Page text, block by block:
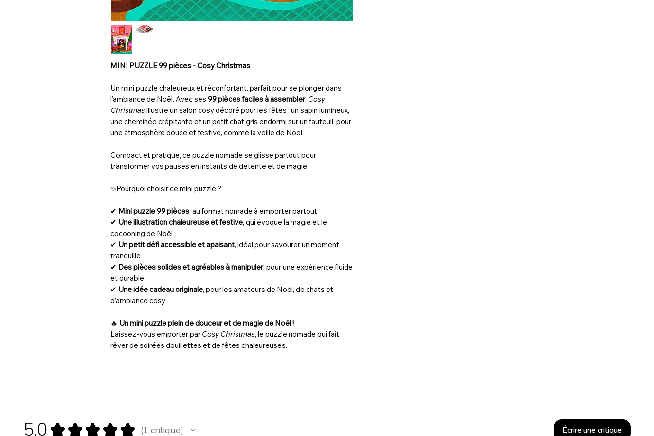
MINI PUZZLE 99 pièces - Cosy Christmas
Un mini puzzle chaleureux et réconfortant, parfait pour se plonger dans
l’ambiance de Noël. Avec ses 99 pièces faciles à assembler, Cosy
Christmas illustre un salon cosy décoré pour les fêtes : un sapin lumineux,
une cheminée crépitante et un petit chat gris endormi sur un fauteuil, pour
une atmosphère douce et festive, comme la veille de Noël.
Compact et pratique, ce puzzle nomade se glisse partout pour
transformer vos pauses en instants de détente et de magie.
✨Pourquoi choisir ce mini puzzle ?
✔ Mini puzzle 99 pièces, au format nomade à emporter partout
✔ Une illustration chaleureuse et festive, qui évoque la magie et le
cocooning de Noël
✔ Un petit défi accessible et apaisant, idéal pour savourer un moment
tranquille
✔ Des pièces solides et agréables à manipuler, pour une expérience fluide
et durable
✔ Une idée cadeau originale, pour les amateurs de Noël, de chats et
d’ambiance cosy
🔥 Un mini puzzle plein de douceur et de magie de Noël !
Laissez-vous emporter par Cosy Christmas, le puzzle nomade qui fait
rêver de soirées douillettes et de fêtes chaleureuses.
5.0 ★ ★ ★ ★ ★ 1 critique
1 Écrire une critique